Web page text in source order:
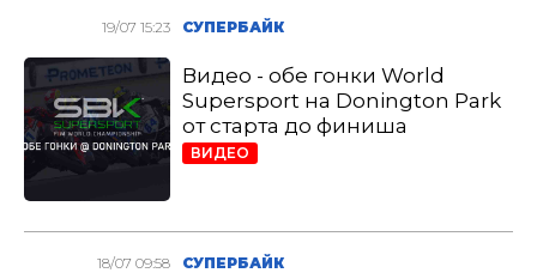
19/07 15:23 СУПЕРБАЙК
Видео - обе гонки World
Supersport на Donington Park
от старта до финиша
ВИДЕО
18/07 09:58 СУПЕРБАЙК